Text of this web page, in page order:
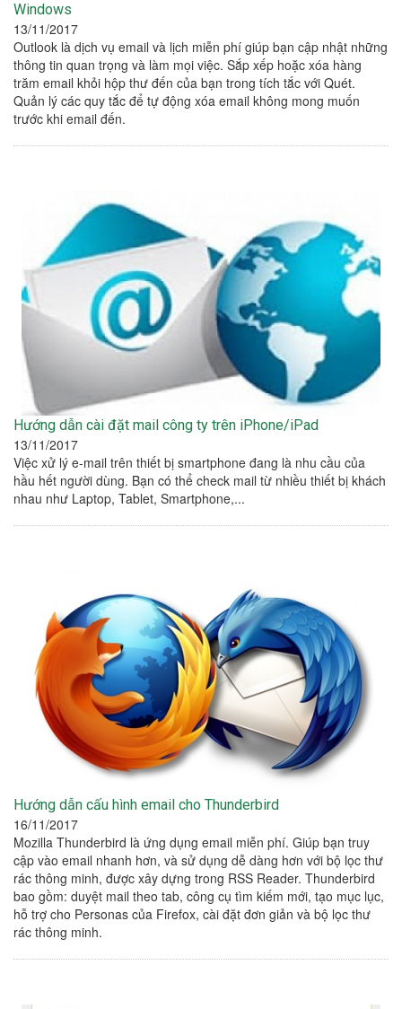
Windows
13/11/2017
Outlook là dịch vụ email và lịch miễn phí giúp bạn cập nhật những
thông tin quan trọng và làm mọi việc. Sắp xếp hoặc xóa hàng
trăm email khỏi hộp thư đến của bạn trong tích tắc với Quét.
Quản lý các quy tắc để tự động xóa email không mong muốn
trước khi email đến.
Hướng dẫn cài đặt mail công ty trên iPhone/iPad
13/11/2017
Việc xử lý e-mail trên thiết bị smartphone đang là nhu cầu của
hầu hết người dùng. Bạn có thể check mail từ nhiều thiết bị khách
nhau như Laptop, Tablet, Smartphone,...
Hướng dẫn cấu hình email cho Thunderbird
16/11/2017
Mozilla Thunderbird là ứng dụng email miễn phí. Giúp bạn truy
cập vào email nhanh hơn, và sử dụng dễ dàng hơn với bộ lọc thư
rác thông minh, được xây dựng trong RSS Reader. Thunderbird
bao gồm: duyệt mail theo tab, công cụ tìm kiếm mới, tạo mục lục,
hỗ trợ cho Personas của Firefox, cài đặt đơn giản và bộ lọc thư
rác thông minh.